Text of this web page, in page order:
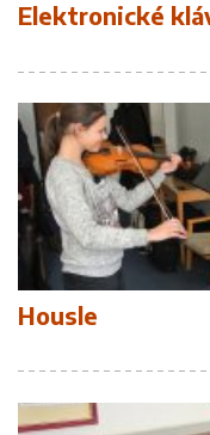
Elektronické
Housle